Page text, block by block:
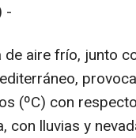
-
aire frío, junto
(ºC) con
con lluvias y